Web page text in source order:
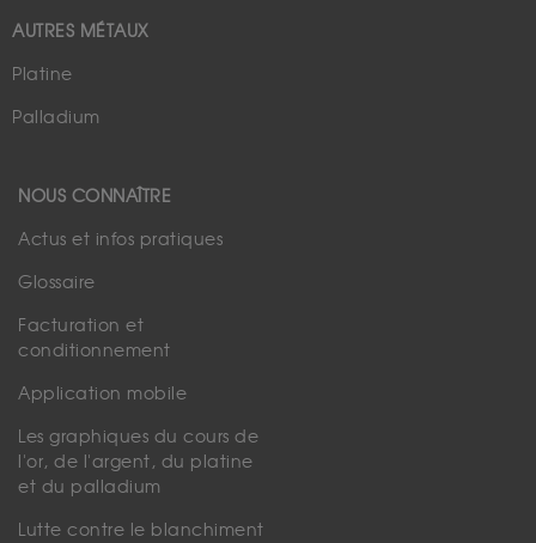
AUTRES MÉTAUX
Platine
Palladium
NOUS CONNAÎTRE
Actus et infos pratiques
Glossaire
Facturation et
conditionnement
Application mobile
Les graphiques du cours de
l'or, de l'argent, du platine
et du palladium
Lutte contre le blanchiment